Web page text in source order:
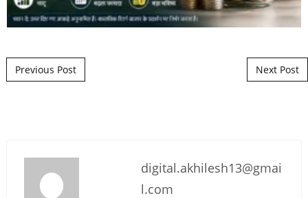
Post navigation
Previous Post Next Post
digital.akhilesh13@gmai
l.com